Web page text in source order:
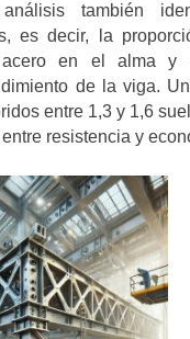
también
es decir, la
acero en el alma y
de la viga.
entre 1,3 y 1,6
resistencia y